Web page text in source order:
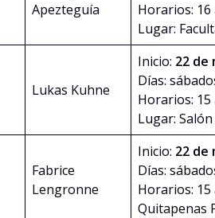
Apezteguía
Horarios: 16
Lugar:
Lukas Kuhne
Inicio: 22 de
Días:
Horarios: 15
Lugar:
Fabrice
Lengronne
Inicio: 22 de
Días:
Horarios: 15
Quitapenas